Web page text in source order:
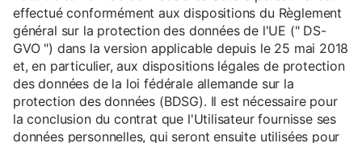
effectué conformément aux dispositions du Règlement
général sur la protection des données de l'UE (" DS-
GVO ") dans la version applicable depuis le 25 mai 2018
et, en particulier, aux dispositions légales de protection
des données de la loi fédérale allemande sur la
protection des données (BDSG). Il est nécessaire pour
la conclusion du contrat que l'Utilisateur fournisse ses
données personnelles, qui seront ensuite utilisées pour